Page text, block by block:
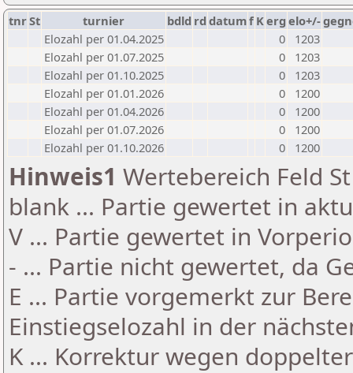
tnrSt turnier bdld rd datumf Kerg elo+/-
Elozahl per 01.04.2025
0
1203
Elozahl per 01.07.2025
0
1203
Elozahl per 01.10.2025
0
1203
Elozahl per 01.01.2026
0
1200
Elozahl per 01.04.2026
0
1200
Elozahl per 01.07.2026
0
1200
Elozahl per 01.10.2026
0 1200
Hinweis1 Wertebereich Feld
blank ... Partie gewertet in
V ... Partie gewertet in
- ... Partie nicht gewertet, da
E ... Partie vorgemerkt zur
Einstiegselozahl in der
K ... Korrektur wegen